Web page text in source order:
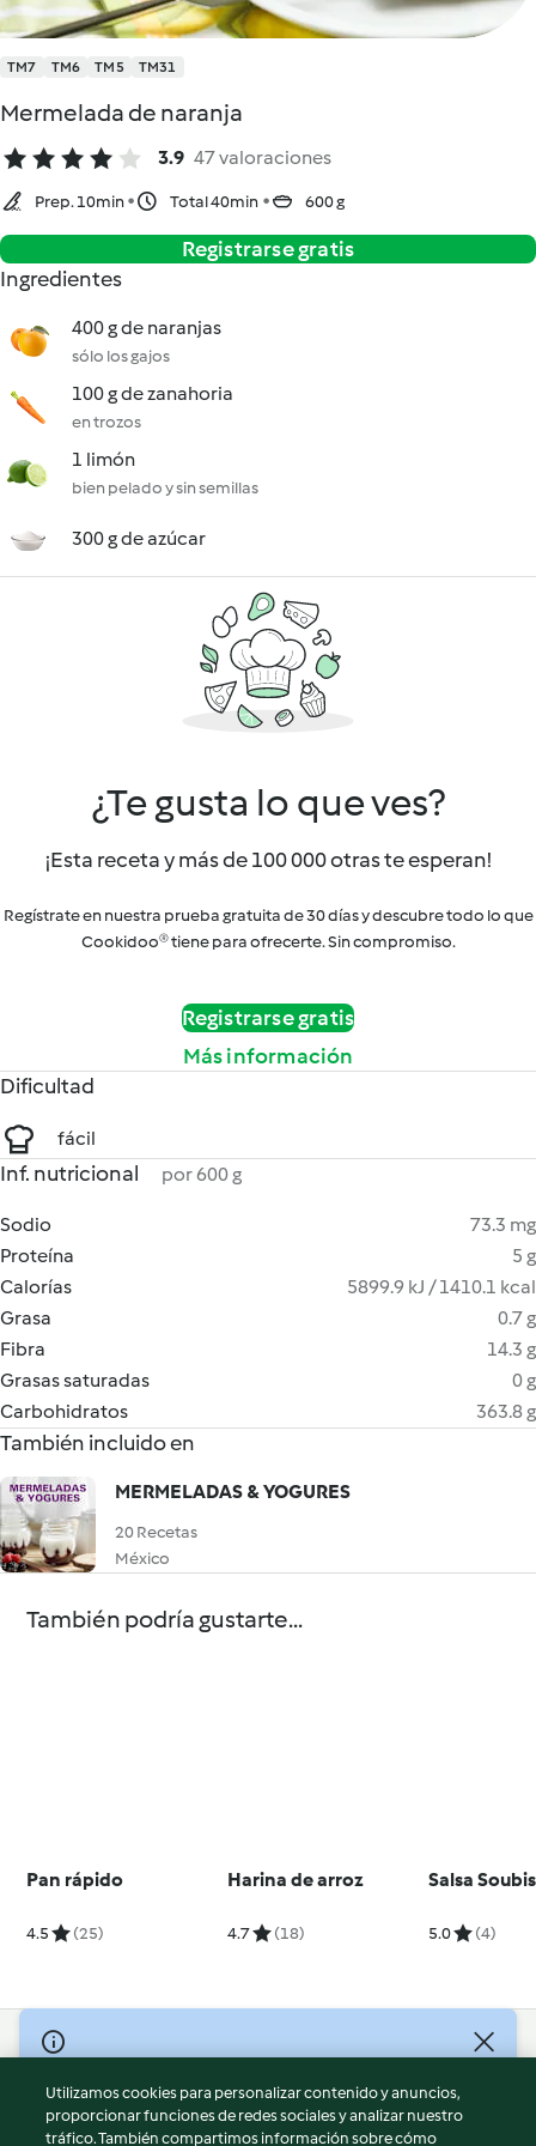
TM7 TM6 TM5 TM31
Mermelada de naranja
3.9 47 valoraciones
Prep. 10min Total 40min 600 g
Registrarse gratis
Ingredientes
400 g de naranjas
sólo los gajos
100 g de zanahoria
en trozos
1 limón
bien pelado y sin semillas
300 g de azúcar
¿Te gusta lo que ves?
¡Esta receta y más de 100 000 otras te esperan!
Regístrate en nuestra prueba gratuita de 30 días y descubre todo lo que
Cookidoo® tiene para ofrecerte. Sin compromiso.
Registrarse gratis
Más información
Dificultad
fácil
Inf. nutricional por 600 g
Sodio
73.3 mg
Proteína
5 g
Calorías
5899.9 kJ / 1410.1 kcal
Grasa
0.7 g
Fibra
14.3 g
Grasas saturadas
0 g
Carbohidratos
363.8 g
También incluido en
MERMELADAS & YOGURES
20 Recetas
México
También podría gustarte...
Pan rápido
4.5 (25)
Harina de arroz
4.7 (18)
Salsa
5.0 (4)
© Copyright 2026
Términos de uso
Política de privacidad
Utilizamos cookies para personalizar contenido y anuncios,
proporcionar funciones de redes sociales y analizar nuestro
tráfico. También compartimos información sobre cómo